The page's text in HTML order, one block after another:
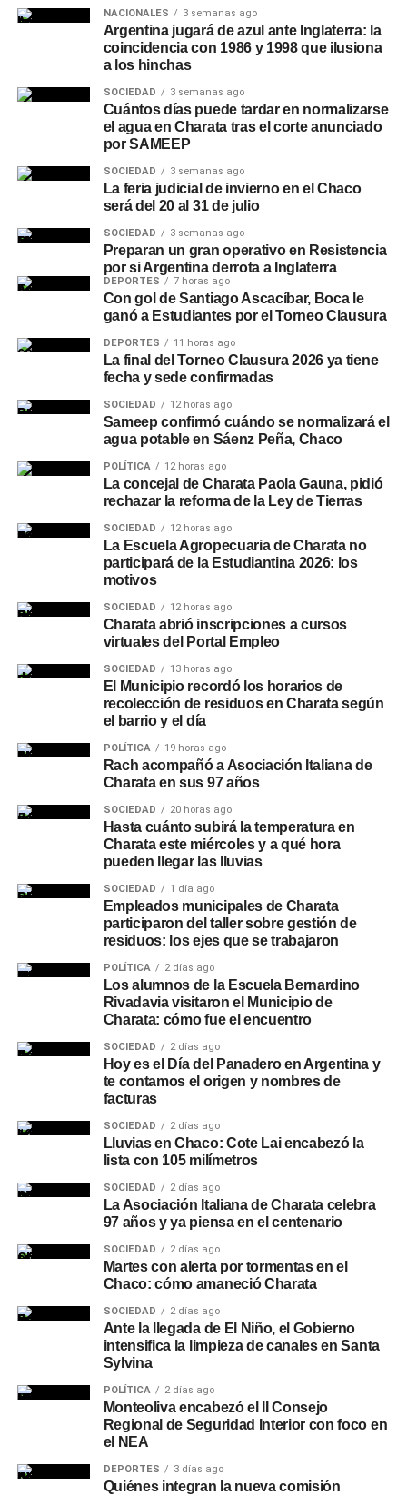
NACIONALES 3 semanas ago
Argentina jugará de azul ante Inglaterra: la
coincidencia con 1986 y 1998 que ilusiona
a los hinchas
SOCIEDAD 3 semanas ago
Cuántos días puede tardar en normalizarse
el agua en Charata tras el corte anunciado
por SAMEEP
SOCIEDAD 3 semanas ago
La feria judicial de invierno en el Chaco
será del 20 al 31 de julio
SOCIEDAD 3 semanas ago
Preparan un gran operativo en Resistencia
por si Argentina derrota a Inglaterra
DEPORTES 7 horas ago
Con gol de Santiago Ascacíbar, Boca le
ganó a Estudiantes por el Torneo Clausura
DEPORTES 11 horas ago
La final del Torneo Clausura 2026 ya tiene
fecha y sede confirmadas
SOCIEDAD 12 horas ago
Sameep confirmó cuándo se normalizará el
agua potable en Sáenz Peña, Chaco
POLÍTICA 12 horas ago
La concejal de Charata Paola Gauna, pidió
rechazar la reforma de la Ley de Tierras
SOCIEDAD 12 horas ago
La Escuela Agropecuaria de Charata no
participará de la Estudiantina 2026: los
motivos
SOCIEDAD 12 horas ago
Charata abrió inscripciones a cursos
virtuales del Portal Empleo
SOCIEDAD 13 horas ago
El Municipio recordó los horarios de
recolección de residuos en Charata según
el barrio y el día
POLÍTICA 19 horas ago
Rach acompañó a Asociación Italiana de
Charata en sus 97 años
SOCIEDAD 20 horas ago
Hasta cuánto subirá la temperatura en
Charata este miércoles y a qué hora
pueden llegar las lluvias
SOCIEDAD 1 día ago
Empleados municipales de Charata
participaron del taller sobre gestión de
residuos: los ejes que se trabajaron
POLÍTICA 2 días ago
Los alumnos de la Escuela Bernardino
Rivadavia visitaron el Municipio de
Charata: cómo fue el encuentro
SOCIEDAD 2 días ago
Hoy es el Día del Panadero en Argentina y
te contamos el origen y nombres de
facturas
SOCIEDAD 2 días ago
Lluvias en Chaco: Cote Lai encabezó la
lista con 105 milímetros
SOCIEDAD 2 días ago
La Asociación Italiana de Charata celebra
97 años y ya piensa en el centenario
SOCIEDAD 2 días ago
Martes con alerta por tormentas en el
Chaco: cómo amaneció Charata
SOCIEDAD 2 días ago
Ante la llegada de El Niño, el Gobierno
intensifica la limpieza de canales en Santa
Sylvina
POLÍTICA 2 días ago
Monteoliva encabezó el II Consejo
Regional de Seguridad Interior con foco en
el NEA
DEPORTES 3 días ago
Quiénes integran la nueva comisión